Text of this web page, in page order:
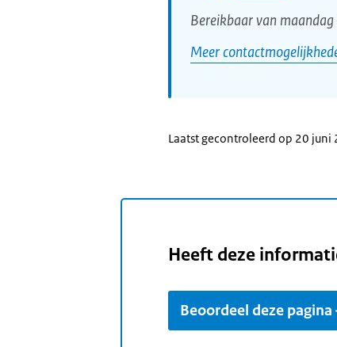
Bereikbaar van
Meer
Laatst gecontroleerd op 20 juni
Heeft deze
Beoordeel deze pagina